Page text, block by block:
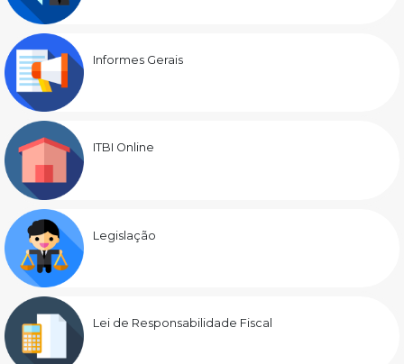
Informes Gerais
ITBI Online
Legislação
Lei de Responsabilidade Fiscal